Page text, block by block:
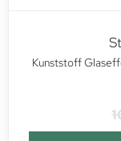
Kunststoff